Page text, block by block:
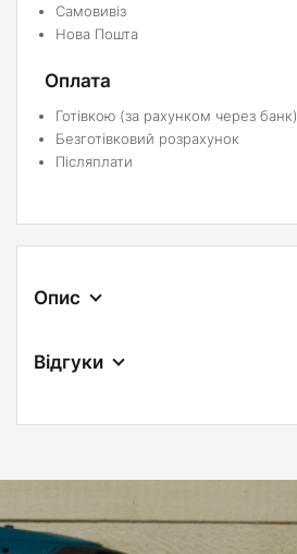
Самовивіз
Нова Пошта
Оплата
Готівкою (за рахунком через банк)
Безготівковий розрахунок
Післяплати
Опис
Відгуки